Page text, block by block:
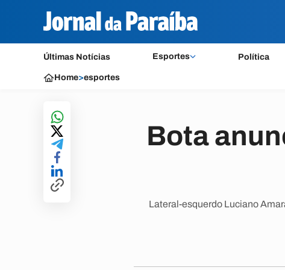
Últimas Notícias Esportes Política
Home>esportes
Bota
Lateral-esquerdo Luciano